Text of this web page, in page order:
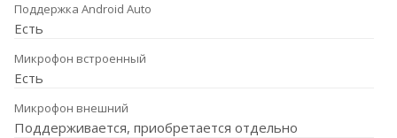
Поддержка Android Auto
Есть
Микрофон встроенный
Есть
Микрофон внешний
Поддерживается, приобретается отдельно